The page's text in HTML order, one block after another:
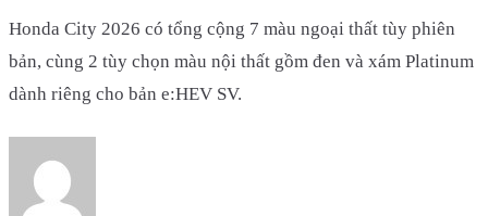
Honda City 2026 có tổng cộng 7 màu ngoại thất tùy phiên
bản, cùng 2 tùy chọn màu nội thất gồm đen và xám Platinum
dành riêng cho bản e:HEV SV.